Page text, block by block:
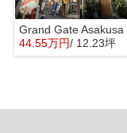
Grand Gate Asakusa
44.55万円/ 12.23坪